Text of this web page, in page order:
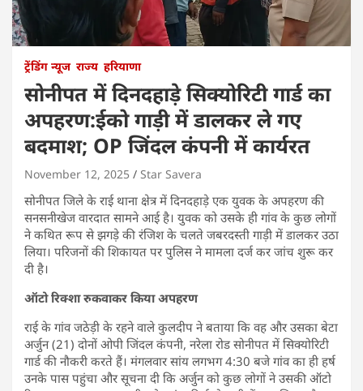
ट्रेंडिंग न्यूज राज्य हरियाणा
सोनीपत में दिनदहाड़े सिक्योरिटी गार्ड का
अपहरण:ईको गाड़ी में डालकर ले गए
बदमाश; OP जिंदल कंपनी में कार्यरत
November 12, 2025 Star Savera
सोनीपत जिले के राई थाना क्षेत्र में दिनदहाड़े एक युवक के अपहरण की
सनसनीखेज वारदात सामने आई है। युवक को उसके ही गांव के कुछ लोगों
ने कथित रूप से झगड़े की रंजिश के चलते जबरदस्ती गाड़ी में डालकर उठा
लिया। परिजनों की शिकायत पर पुलिस ने मामला दर्ज कर जांच शुरू कर
दी है।
ऑटो रिक्शा रुकवाकर किया अपहरण
राई के गांव जठेड़ी के रहने वाले कुलदीप ने बताया कि वह और उसका बेटा
अर्जुन (21) दोनों ओपी जिंदल कंपनी, नरेला रोड सोनीपत में सिक्योरिटी
गार्ड की नौकरी करते हैं। मंगलवार सांय लगभग 4:30 बजे गांव का ही हर्ष
उनके पास पहुंचा और सूचना दी कि अर्जुन को कुछ लोगों ने उसकी ऑटो